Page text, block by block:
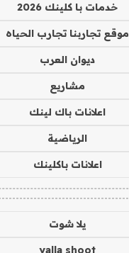
خدمات با كلينك 2026
موقع تجاربنا تجارب الحياه
ديوان العرب
مشاريع
اعلانات باك لينك
الرياضية
اعلانات باكلينك
يلا شوت
yalla shoot